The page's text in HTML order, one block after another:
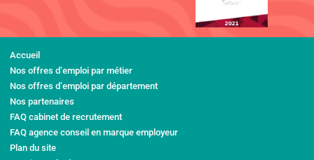
Accueil
Nos offres d’emploi par métier
Nos offres d’emploi par département
Nos partenaires
FAQ cabinet de recrutement
FAQ agence conseil en marque employeur
Plan du site